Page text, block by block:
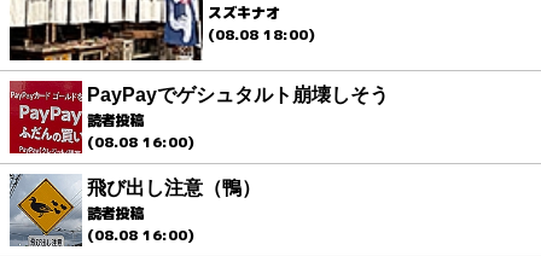
スズキナオ
(08.08 18:00)
PayPayでゲシュタルト崩壊しそう
読者投稿
(08.08 16:00)
飛び出し注意（鴨）
読者投稿
(08.08 16:00)